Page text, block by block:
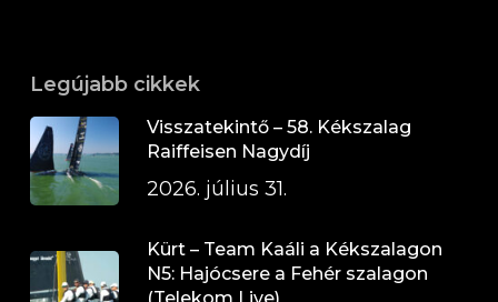
Legújabb cikkek
Visszatekintő – 58. Kékszalag
Raiffeisen Nagydíj
2026. július 31.
Kürt – Team Kaáli a Kékszalagon
N5: Hajócsere a Fehér szalagon